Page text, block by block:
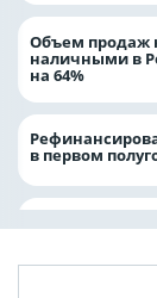
Объем продаж
наличными в
на 64%
в первом